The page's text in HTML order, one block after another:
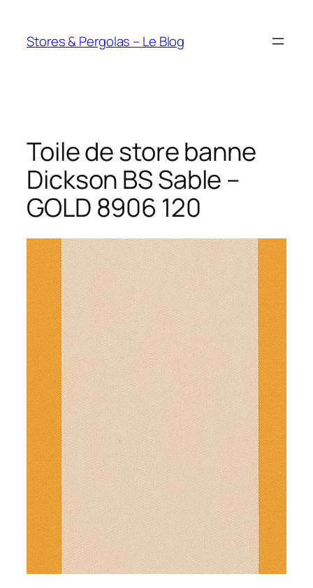
contenu
Stores & Pergolas – Le Blog
Toile de store banne
Dickson BS Sable –
GOLD 8906 120